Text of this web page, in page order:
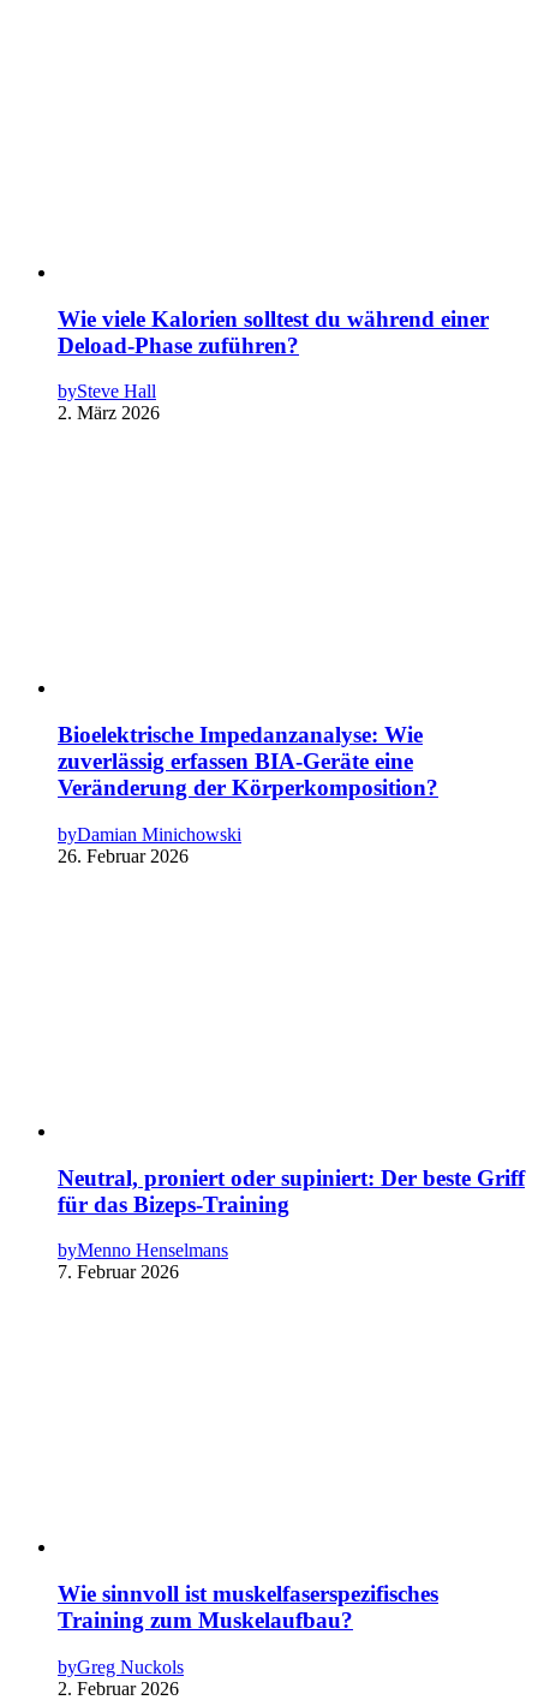
Wie viele Kalorien solltest du während einer
Deload-Phase zuführen?
bySteve Hall
2. März 2026
Bioelektrische Impedanzanalyse: Wie
zuverlässig erfassen BIA-Geräte eine
Veränderung der Körperkomposition?
byDamian Minichowski
26. Februar 2026
Neutral, proniert oder supiniert: Der beste Griff
für das Bizeps-Training
byMenno Henselmans
7. Februar 2026
Wie sinnvoll ist muskelfaserspezifisches
Training zum Muskelaufbau?
byGreg Nuckols
2. Februar 2026